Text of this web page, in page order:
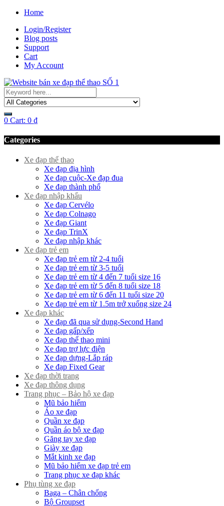
Home
Login/Register
Blog posts
Support
Cart
My Account
0 Cart: 0 ₫
Categories
Xe đạp thể thao
Xe đạp địa hình
Xe đạp cuộc-Xe đạp đua
Xe đạp thành phố
Xe đạp nhập khẩu
Xe đạp Cervélo
Xe đạp Colnago
Xe đạp Giant
Xe đạp TrinX
Xe đạp nhập khác
Xe đạp trẻ em
Xe đạp trẻ em từ 2-4 tuổi
Xe đạp trẻ em từ 3-5 tuổi
Xe đạp trẻ em từ 4 đến 7 tuổi size 16
Xe đạp trẻ em từ 5 đến 8 tuổi size 18
Xe đạp trẻ em từ 6 đến 11 tuổi size 20
Xe đạp trẻ em từ 1.5m trở xuống size 24
Xe đạp khác
Xe đạp đã qua sử dụng-Second Hand
Xe đạp gấp/xếp
Xe đạp thể thao mini
Xe đạp trợ lực điện
Xe đạp dựng-Lắp ráp
Xe đạp Fixed Gear
Xe đạp thời trang
Xe đạp thông dụng
Trang phục – Bảo hộ xe đạp
Mũ bảo hiểm
Áo xe đạp
Quần xe đạp
Quần áo bộ xe đạp
Găng tay xe đạp
Giày xe đạp
Mắt kinh xe đạp
Mũ bảo hiểm xe đạp trẻ em
Trang phục xe đạp khác
Phụ tùng xe đạp
Baga – Chân chống
Bộ Groupset